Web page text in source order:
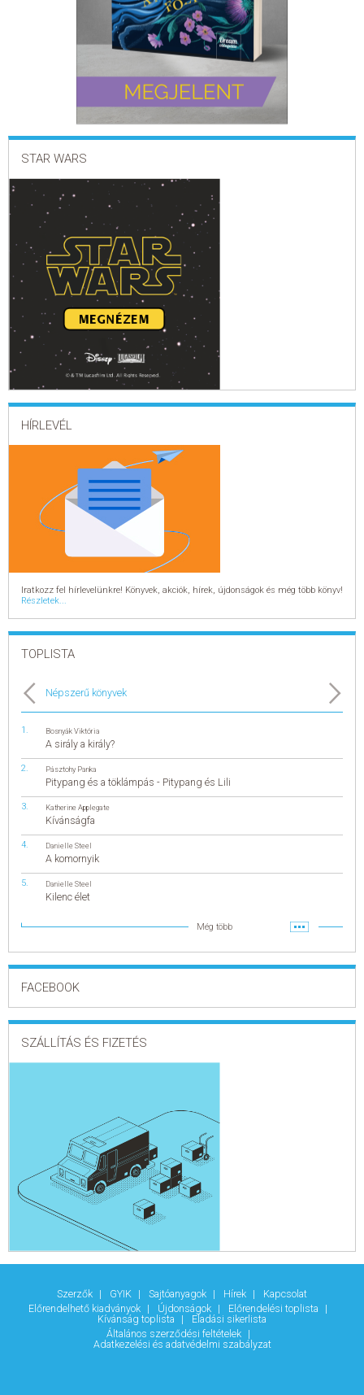
STAR WARS
HÍRLEVÉL
Iratkozz fel hírlevelünkre! Könyvek, akciók, hírek, újdonságok és még több könyv!
Részletek...
TOPLISTA
Népszerű könyvek
Bosnyák Viktória
A sirály a király?
Pásztohy Panka
Pitypang és a töklámpás - Pitypang és Lili
Katherine Applegate
Kívánságfa
Danielle Steel
A komornyik
Danielle Steel
Kilenc élet
Még több
FACEBOOK
SZÁLLÍTÁS ÉS FIZETÉS
Szerzők GYIK Sajtóanyagok Hírek
Kapcsolat
Előrendelhető kiadványok
Újdonságok
Előrendelési toplista
Kívánság toplista
Eladási sikerlista
Általános szerződési feltételek
Adatkezelési és adatvédelmi szabályzat
ÁLTALÁNOS SZERZŐDÉSI FELTÉTELEK
ADATKEZELÉSI ÉS ADATVÉDELMI SZABÁLYZAT